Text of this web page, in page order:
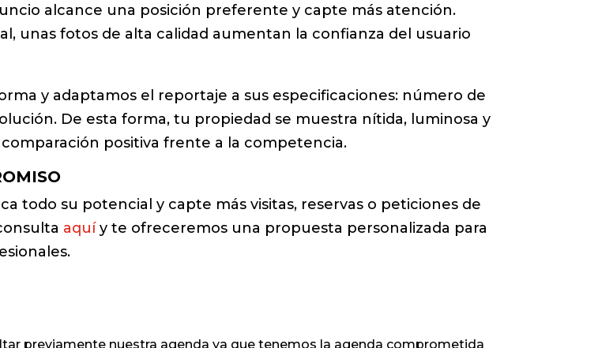
alcance una posición preferente y capte más atención.
unas fotos de alta calidad aumentan la confianza del usuario
y adaptamos el reportaje a sus especificaciones: número de
De esta forma, tu propiedad se muestra nítida, luminosa y
positiva frente a la competencia.
todo su potencial y capte más visitas, reservas o peticiones de
aquíy te ofreceremos una propuesta personalizada para
previamente nuestra agenda ya que tenemos la agenda comprometida